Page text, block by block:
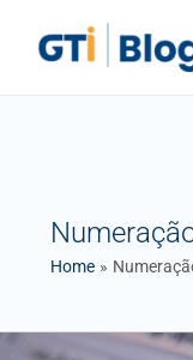
content
Home